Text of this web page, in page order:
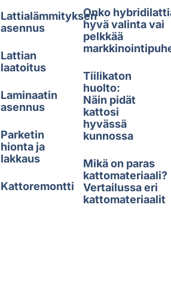
Lattialämmityksen
asennus
Lattian
laatoitus
Laminaatin
asennus
Parketin
hionta ja
lakkaus
Kattoremontti
Onko
hyvä valinta vai
pelkkää
Tiilikaton
huolto:
Näin pidät
kattosi
hyvässä
kunnossa
Mikä on paras
kattomateriaali?
Vertailussa eri
kattomateriaalit